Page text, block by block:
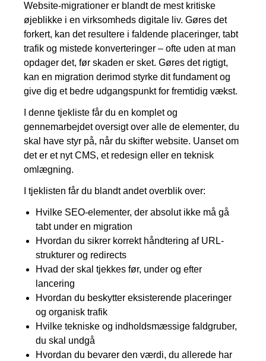
E-MAIL MARKETING
Kampagnemails
Leadgenerering
E-mail automation
TRACKING
Server-Side Tracking
Website-migrationer er blandt de mest kritiske
øjeblikke i en virksomheds digitale liv. Gøres det
forkert, kan det resultere i faldende placeringer, tabt
trafik og mistede konverteringer – ofte uden at man
opdager det, før skaden er sket. Gøres det rigtigt,
kan en migration derimod styrke dit fundament og
give dig et bedre udgangspunkt for fremtidig vækst.
I denne tjekliste får du en komplet og
gennemarbejdet oversigt over alle de elementer, du
skal have styr på, når du skifter website. Uanset om
det er et nyt CMS, et redesign eller en teknisk
omlægning.
I tjeklisten får du blandt andet overblik over:
Hvilke SEO-elementer, der absolut ikke må gå
tabt under en migration
Hvordan du sikrer korrekt håndtering af URL-
strukturer og redirects
Hvad der skal tjekkes før, under og efter
lancering
Hvordan du beskytter eksisterende placeringer
og organisk trafik
Hvilke tekniske og indholdsmæssige faldgruber,
du skal undgå
Hvordan du bevarer den værdi, du allerede har